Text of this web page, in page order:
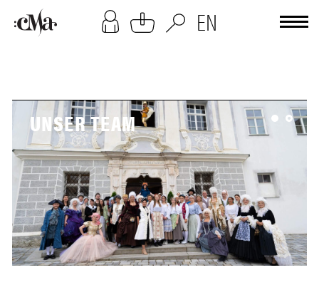
EN
[cookies-overlay]
UNSER TEAM